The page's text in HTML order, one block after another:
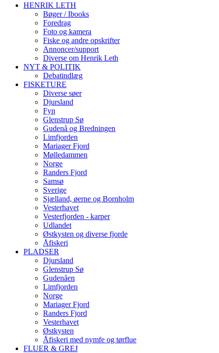
HENRIK LETH
Bøger / Ibooks
Foredrag
Foto og kamera
Fiske og andre opskrifter
Annoncer/support
Diverse om Henrik Leth
NYT & POLITIK
Debatindlæg
FISKETURE
Diverse søer
Djursland
Fyn
Glenstrup Sø
Gudenå og Bredningen
Limfjorden
Mariager Fjord
Mølledammen
Norge
Randers Fjord
Samsø
Sverige
Sjælland, øerne og Bornholm
Vesterhavet
Vesterfjorden - karper
Udlandet
Østkysten og diverse fjorde
Åfiskeri
PLADSER
Djursland
Glenstrup Sø
Gudenåen
Limfjorden
Norge
Mariager Fjord
Randers Fjord
Vesterhavet
Østkysten
Åfiskeri med nymfe og tørflue
FLUER & GREJ